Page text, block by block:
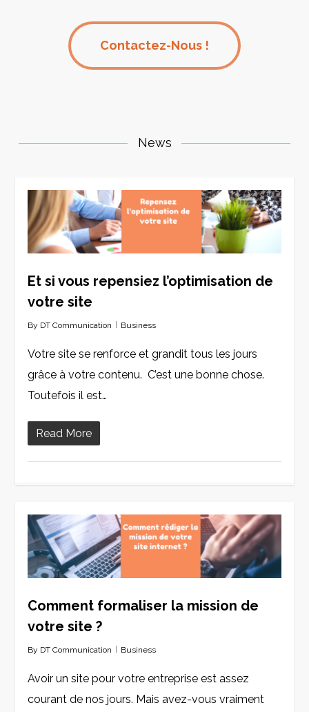
Contactez-Nous !
News
Et si vous repensiez l’optimisation de
votre site
By DT Communication Business
Votre site se renforce et grandit tous les jours
grâce à votre contenu. C’est une bonne chose.
Toutefois il est…
Read More
0
Comment formaliser la mission de
votre site ?
By DT Communication Business
Avoir un site pour votre entreprise est assez
courant de nos jours. Mais avez-vous vraiment
0